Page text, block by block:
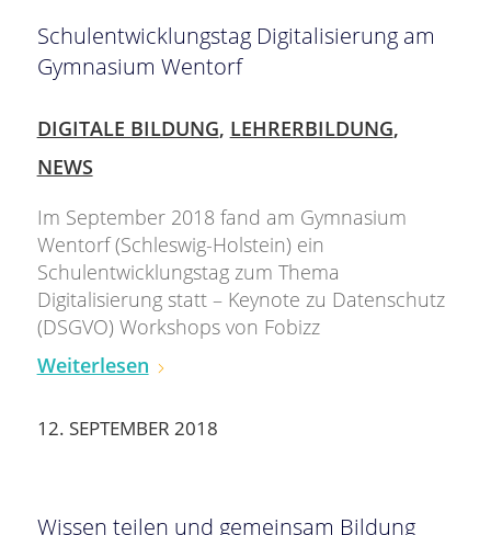
Schulentwicklungstag Digitalisierung am
Gymnasium Wentorf
DIGITALE BILDUNG, LEHRERBILDUNG,
NEWS
Im September 2018 fand am Gymnasium
Wentorf (Schleswig-Holstein) ein
Schulentwicklungstag zum Thema
Digitalisierung statt – Keynote zu Datenschutz
(DSGVO) Workshops von Fobizz
Weiterlesen
12. SEPTEMBER 2018
Wissen teilen und gemeinsam Bildung